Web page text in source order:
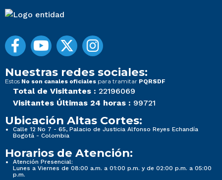
Nuestras redes sociales:
Estos No son canales oficiales para tramitar PQRSDF
Total de Visitantes : 22196069
Visitantes Últimas 24 horas : 99721
Ubicación Altas Cortes:
Calle 12 No 7 - 65, Palacio de Justicia Alfonso Reyes Echandía
Bogotá - Colombia
Horarios de Atención:
Atención Presencial:
Lunes a Viernes de 08:00 a.m. a 01:00 p.m. y de 02:00 p.m. a 05:00
p.m.